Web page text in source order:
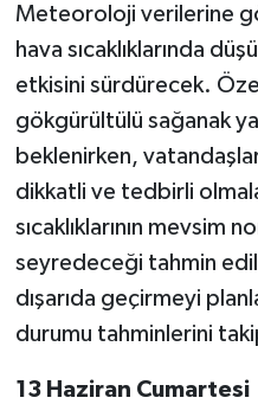
Meteoroloji verilerine
hava sıcaklıklarında
etkisini sürdürecek.
gökgürültülü sağanak
beklenirken,
dikkatli ve tedbirli
sıcaklıklarının mevsim
seyredeceği tahmin
dışarıda geçirmeyi
durumu tahminlerini
13 Haziran Cumartesi
SPOR
YAYLADERE